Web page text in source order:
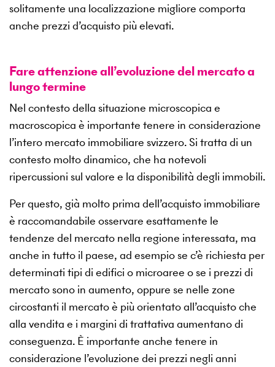
solitamente una localizzazione migliore comporta
anche prezzi d’acquisto più elevati.
Fare attenzione all’evoluzione del mercato a
lungo termine
Nel contesto della situazione microscopica e
macroscopica è importante tenere in considerazione
l’intero mercato immobiliare svizzero. Si tratta di un
contesto molto dinamico, che ha notevoli
ripercussioni sul valore e la disponibilità degli immobili.
Per questo, già molto prima dell’acquisto immobiliare
è raccomandabile osservare esattamente le
tendenze del mercato nella regione interessata, ma
anche in tutto il paese, ad esempio se c’è richiesta per
determinati tipi di edifici o microaree o se i prezzi di
mercato sono in aumento, oppure se nelle zone
circostanti il mercato è più orientato all’acquisto che
alla vendita e i margini di trattativa aumentano di
conseguenza. È importante anche tenere in
considerazione l’evoluzione dei prezzi negli anni